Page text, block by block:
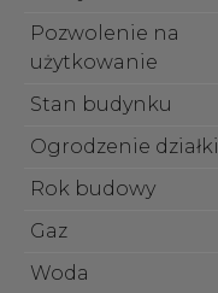
Pozwolenie na
użytkowanie
Stan budynku
Ogrodzenie działki
Rok budowy
Gaz
Woda